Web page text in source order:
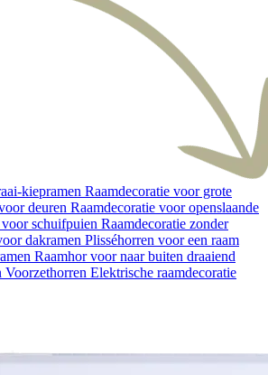
kiepramen Raamdecoratie voor grote
deuren Raamdecoratie voor openslaande
schuifpuien Raamdecoratie zonder
dakramen Plisséhorren voor een raam
Raamhor voor naar buiten draaiend
Voorzethorren Elektrische raamdecoratie